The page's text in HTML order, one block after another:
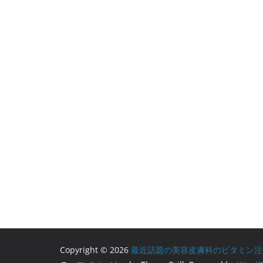
Copyright © 2026 最近話題の美容皮膚科のビタミン